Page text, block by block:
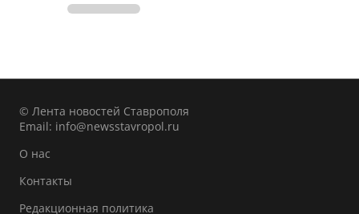
© Лента новостей Ставрополя
Email: info@newsstavropol.ru
О нас
Контакты
Редакционная политика